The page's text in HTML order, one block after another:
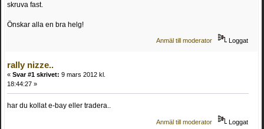
skruva fast.
Önskar alla en bra helg!
Anmäl till moderator Loggat
rally nizze..
« Svar #1 skrivet: 9 mars 2012 kl.
18:44:27 »
har du kollat e-bay eller tradera..
Anmäl till moderator Loggat